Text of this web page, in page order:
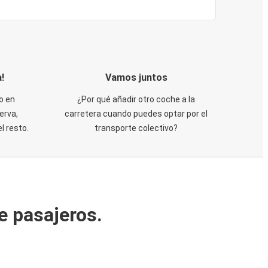
en
resto.
Vamos juntos
¿Por qué añadir otro coche a la
carretera cuando puedes optar por el
transporte colectivo?
pasajeros.